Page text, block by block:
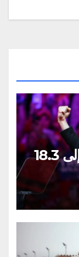
ثروات مليارديرات العالم تقفز إلى 18.3